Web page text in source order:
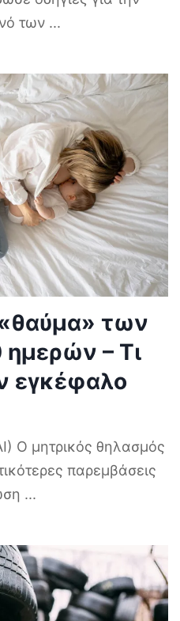
των ...
των
– Τι
εγκέφαλο
Ο μητρικός θηλασμός
παρεμβάσεις
...